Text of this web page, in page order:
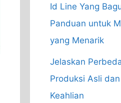
Id Line Yang
Panduan untuk
yang Menarik
Jelaskan
Produksi Asli
Keahlian